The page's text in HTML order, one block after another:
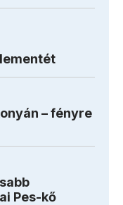
– fényre
Pes-kő